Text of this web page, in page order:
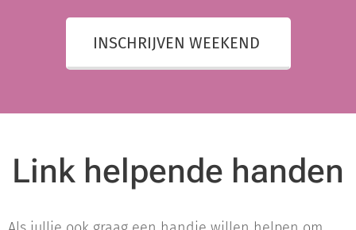
INSCHRIJVEN WEEKEND
Link helpende handen